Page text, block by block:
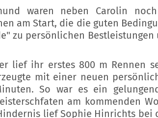
waren neben Carolin
am Start, die die guten
zu persönlichen Bestleistungen
lief ihr erstes 800 m Rennen
mit einer neuen
So war es ein
am kommenden
lief Sophie Hinrichts bei